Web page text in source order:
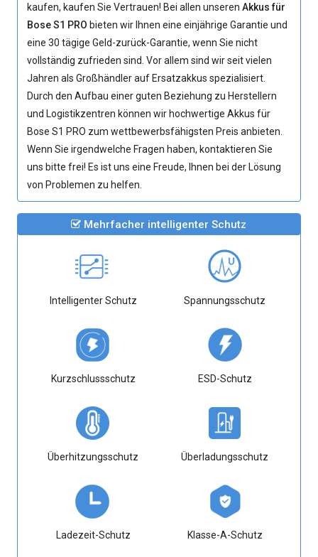
kaufen, kaufen Sie Vertrauen! Bei allen unserenAkkus für
Bose S1 PRO bieten wir Ihnen eine einjährige Garantie und
eine 30 tägige Geld-zurück-Garantie, wenn Sie nicht
vollständig zufrieden sind. Vor allem sind wir seit vielen
Jahren als Großhändler auf Ersatzakkus spezialisiert.
Durch den Aufbau einer guten Beziehung zu Herstellern
und Logistikzentren können wir hochwertige Akkus für
Bose S1 PRO zum wettbewerbsfähigsten Preis anbieten.
Wenn Sie irgendwelche Fragen haben, kontaktieren Sie
uns bitte frei! Es ist uns eine Freude, Ihnen bei der Lösung
von Problemen zu helfen.
Mehrfacher intelligenter Schutz
Intelligenter Schutz Spannungsschutz
Kurzschlussschutz ESD-Schutz
Überhitzungsschutz Überladungsschutz
Ladezeit-Schutz Klasse-A-Schutz